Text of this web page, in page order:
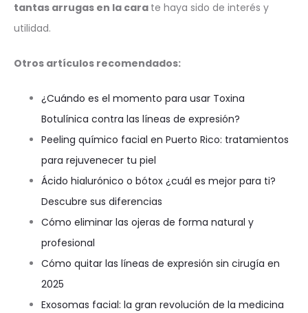
tantas arrugas en la cara te haya sido de interés y
utilidad.
Otros artículos recomendados:
¿Cuándo es el momento para usar Toxina
Botulínica contra las líneas de expresión?
Peeling químico facial en Puerto Rico: tratamientos
para rejuvenecer tu piel
Ácido hialurónico o bótox ¿cuál es mejor para ti?
Descubre sus diferencias
Cómo eliminar las ojeras de forma natural y
profesional
Cómo quitar las líneas de expresión sin cirugía en
2025
Exosomas facial: la gran revolución de la medicina